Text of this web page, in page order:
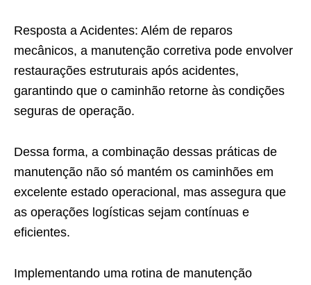
Resposta a Acidentes: Além de reparos
mecânicos, a manutenção corretiva pode envolver
restaurações estruturais após acidentes,
garantindo que o caminhão retorne às condições
seguras de operação.
Dessa forma, a combinação dessas práticas de
manutenção não só mantém os caminhões em
excelente estado operacional, mas assegura que
as operações logísticas sejam contínuas e
eficientes.
Implementando uma rotina de manutenção